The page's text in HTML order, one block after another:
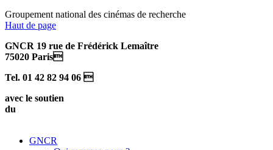
Groupement national des cinémas de recherche
Haut de page
GNCR 19 rue de Frédérick Lemaître
75020 Paris
Tel. 01 42 82 94 06 
avec le soutien
du
GNCR